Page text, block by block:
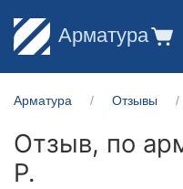
Арматура
Арматура Отзывы
Отзыв, по
Р.